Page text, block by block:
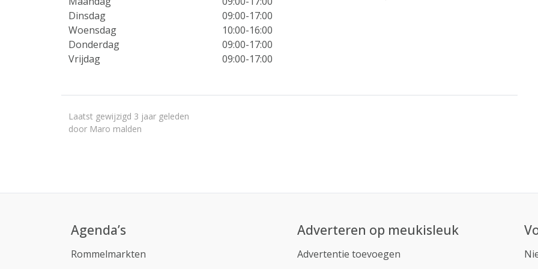
Dinsdag
09:00-17:00
Woensdag
10:00-16:00
Donderdag
09:00-17:00
Vrijdag
09:00-17:00
Laatst gewijzigd 3 jaar geleden
door Maro malden
Agenda’s
Rommelmarkten
Adverteren op meukisleuk
Advertentie toevoegen